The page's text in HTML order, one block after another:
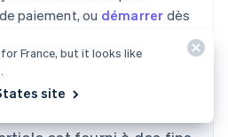
paiement, ou démarrer dès
France, but it looks like
site